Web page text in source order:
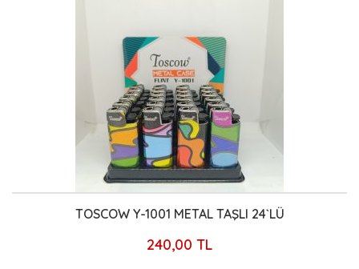
TOSCOW Y-1001 METAL TAŞLI 24`LÜ
240,00 TL